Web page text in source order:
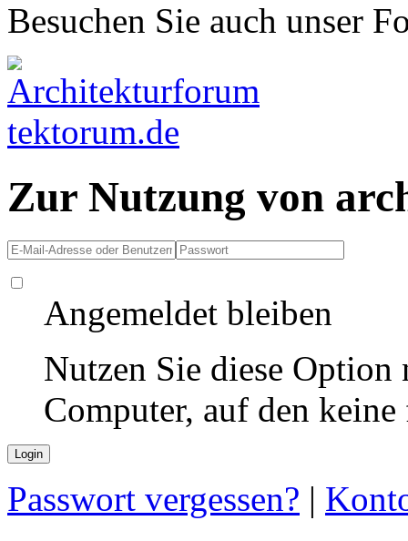
Besuchen Sie auch unser
Zur Nutzung von
Angemeldet bleiben
Nutzen Sie diese
Computer, auf den
Passwort vergessen? |